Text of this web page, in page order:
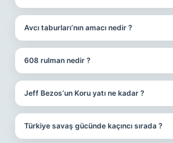
Avcı taburları’nın amacı nedir ?
608 rulman nedir ?
Jeff Bezos’un Koru yatı ne kadar ?
Türkiye savaş gücünde kaçıncı sırada ?